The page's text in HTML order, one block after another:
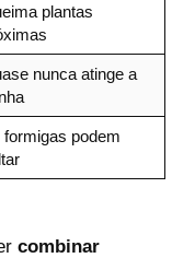
plantas
nunca atinge a
formigas podem
combinar